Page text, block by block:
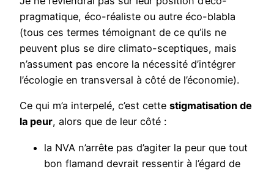
pragmatique, éco-réaliste ou autre éco-blabla
(tous ces termes témoignant de ce qu’ils ne
peuvent plus se dire climato-sceptiques, mais
n’assument pas encore la nécessité d’intégrer
l’écologie en transversal à côté de l’économie).
Ce qui m’a interpelé, c’est cette stigmatisation de
la peur, alors que de leur côté :
la NVA n’arrête pas d’agiter la peur que tout
bon flamand devrait ressentir à l’égard de